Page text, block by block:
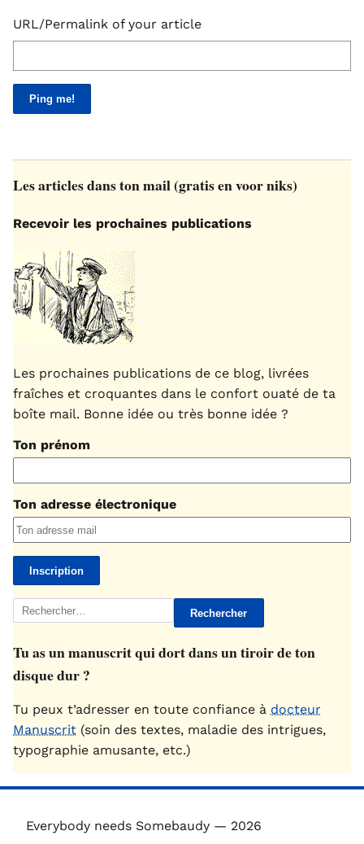
URL/Permalink of your article
Les articles dans ton mail (gratis en voor niks)
Recevoir les prochaines publications
Les prochaines publications de ce blog, livrées
fraîches et croquantes dans le confort ouaté de ta
boîte mail. Bonne idée ou très bonne idée ?
Ton prénom
Ton adresse électronique
Rechercher :
Tu as un manuscrit qui dort dans un tiroir de ton
disque dur ?
Tu peux t’adresser en toute confiance à docteur
Manuscrit (soin des textes, maladie des intrigues,
typographie amusante, etc.)
Everybody needs Somebaudy — 2026